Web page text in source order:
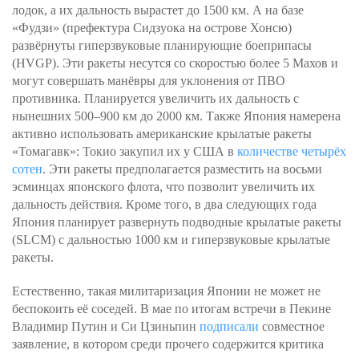
лодок, а их дальность вырастет до 1500 км. А на базе
«Фудзи» (префектура Сидзуока на острове Хонсю)
развёрнуты гиперзвуковые планирующие боеприпасы
(HVGP). Эти ракеты несутся со скоростью более 5 Махов и
могут совершать манёвры для уклонения от ПВО
противника. Планируется увеличить их дальность с
нынешних 500–900 км до 2000 км. Также Япония намерена
активно использовать американские крылатые ракеты
«Томагавк»: Токио закупил их у США в количестве четырёх
сотен. Эти ракеты предполагается разместить на восьми
эсминцах японского флота, что позволит увеличить их
дальность действия. Кроме того, в два следующих года
Япония планирует развернуть подводные крылатые ракеты
(SLCM) с дальностью 1000 км и гиперзвуковые крылатые
ракеты.
Естественно, такая милитаризация Японии не может не
беспокоить её соседей. В мае по итогам встречи в Пекине
Владимир Путин и Си Цзиньпин подписали совместное
заявление, в котором среди прочего содержится критика